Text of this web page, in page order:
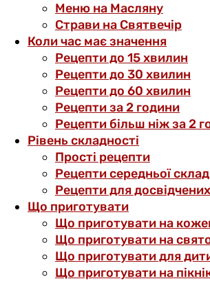
Меню на Масляну
Страви на Святвечір
Коли час має значення
Рецепти до 15 хвилин
Рецепти до 30 хвилин
Рецепти до 60 хвилин
Рецепти за 2 години
Рецепти більш ніж за 2
Рівень складності
Прості рецепти
Рецепти середньої
Рецепти для досвідчених
Що приготувати
Що приготувати на
Що приготувати на
Що приготувати для
Що приготувати на